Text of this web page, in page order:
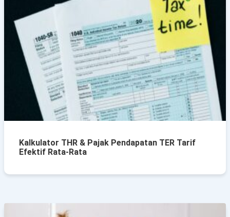
Kalkulator THR & Pajak Pendapatan TER Tarif
Efektif Rata-Rata